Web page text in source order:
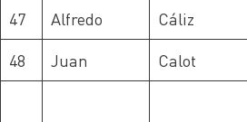
47
Alfredo Cáliz
48
Juan Calot